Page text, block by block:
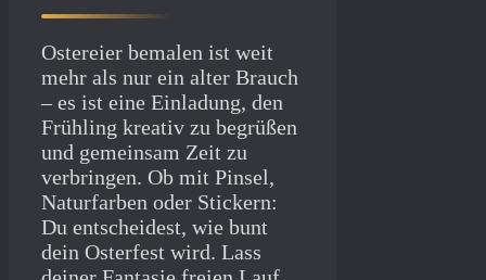
Ostereier bemalen ist weit
mehr als nur ein alter Brauch
– es ist eine Einladung, den
Frühling kreativ zu begrüßen
und gemeinsam Zeit zu
verbringen. Ob mit Pinsel,
Naturfarben oder Stickern:
Du entscheidest, wie bunt
dein Osterfest wird. Lass